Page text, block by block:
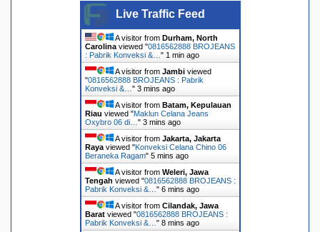
Live Traffic Feed
A visitor from Durham, North
Carolinaviewed "0816562888 BROJEANS
: Pabrik Konveksi &… " 1 min ago
A visitor from Jambiviewed
"0816562888 BROJEANS : Pabrik
Konveksi &… " 3 mins ago
A visitor from Batam, Kepulauan
Riau viewed "Maklun Celana Jeans
Oxybro 06 di… " 3 mins ago
A visitor from Jakarta, Jakarta
Rayaviewed "Konveksi Celana Chino 06
Beraneka Ragam" 5 mins ago
A visitor from Weleri, Jawa
Tengah viewed "0816562888 BROJEANS :
Pabrik Konveksi &… " 6 mins ago
A visitor from Cilandak, Jawa
Baratviewed "0816562888 BROJEANS :
Pabrik Konveksi &… " 8 mins ago